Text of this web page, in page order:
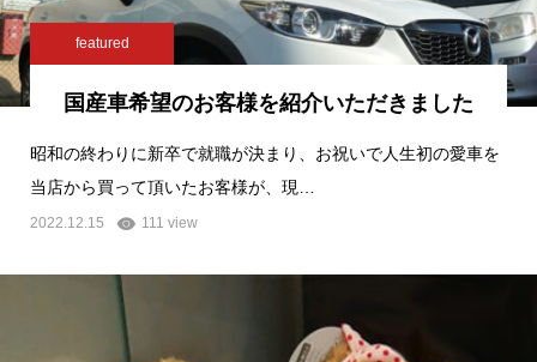
featured
国産車希望のお客様を紹介いただきました
昭和の終わりに新卒で就職が決まり、お祝いで人生初の愛車を
当店から買って頂いたお客様が、現…
2022.12.15 111 view